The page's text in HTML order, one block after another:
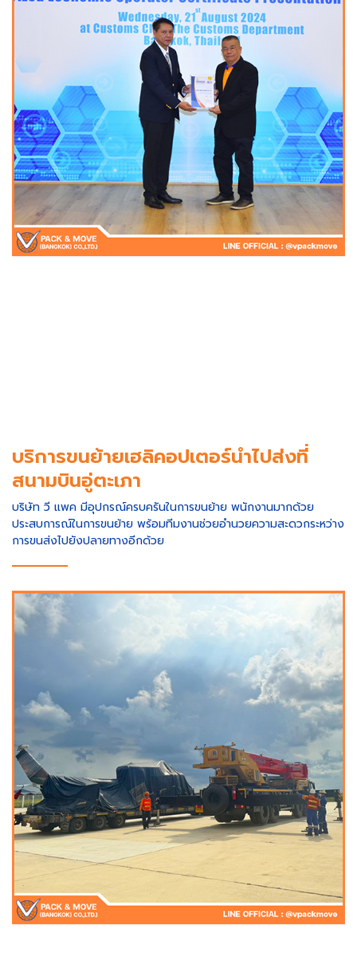
บริการขนย้ายเฮลิคอปเตอร์นำไปส่งที่
สนามบินอู่ตะเภา
บริษัท วี แพค มีอุปกรณ์ครบครันในการขนย้าย พนักงานมากด้วย
ประสบการณ์ในการขนย้าย พร้อมทีมงานช่วยอำนวยความสะดวกระหว่าง
การขนส่งไปยังปลายทางอีกด้วย